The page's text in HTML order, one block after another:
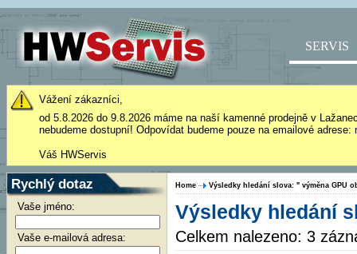
SERVIS
Vážení zákazníci,
od 5.8.2026 do 9.8.2026 máme na naší kamenné prodejně v
nebudeme dostupní! Odpovídat budeme pouze na emailové
Váš HWServis
Rychlý dotaz
Vaše jméno:
Vaše e-mailová adresa:
Home Výsledky hledání slova: " výměna GPU
Výsledky hledání
Celkem nalezeno: 3